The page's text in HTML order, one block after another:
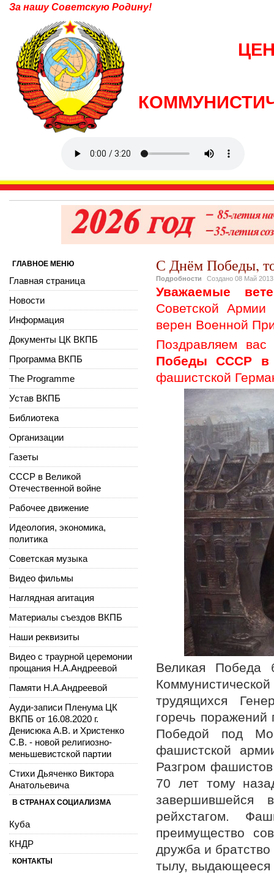
За нашу Советскую Родину!
С Днём Победы,
Подробности Создано 08 Май 2013
Уважаемые
Советской
верен Военной
Поздравляем
Победы СССР в
фашистской
Великая Победа
трудящихся
горечь
Победой под
фашистской
Разгром
70 лет тому
завершившейся
рейхстагом.
преимущество
дружба и
тылу, выдающееся
ГЛАВНОЕ МЕНЮ
Главная страница
Новости
Информация
Документы ЦК ВКПБ
Программа ВКПБ
The Programme
Устав ВКПБ
Библиотека
Организации
Газеты
СССР в Великой
Отечественной войне
Рабочее движение
Идеология, экономика,
политика
Советская музыка
Видео фильмы
Наглядная агитация
Материалы съездов ВКПБ
Наши реквизиты
Видео с траурной церемонии
прощания Н.А.Андреевой
Памяти Н.А.Андреевой
Ауди-записи Пленума ЦК
ВКПБ от 16.08.2020 г.
Денисюка А.В. и Христенко
С.В. - новой религиозно-
меньшевистской партии
Стихи Дьяченко Виктора
Анатольевича
В СТРАНАХ СОЦИАЛИЗМА
Куба
КНДР
КОНТАКТЫ